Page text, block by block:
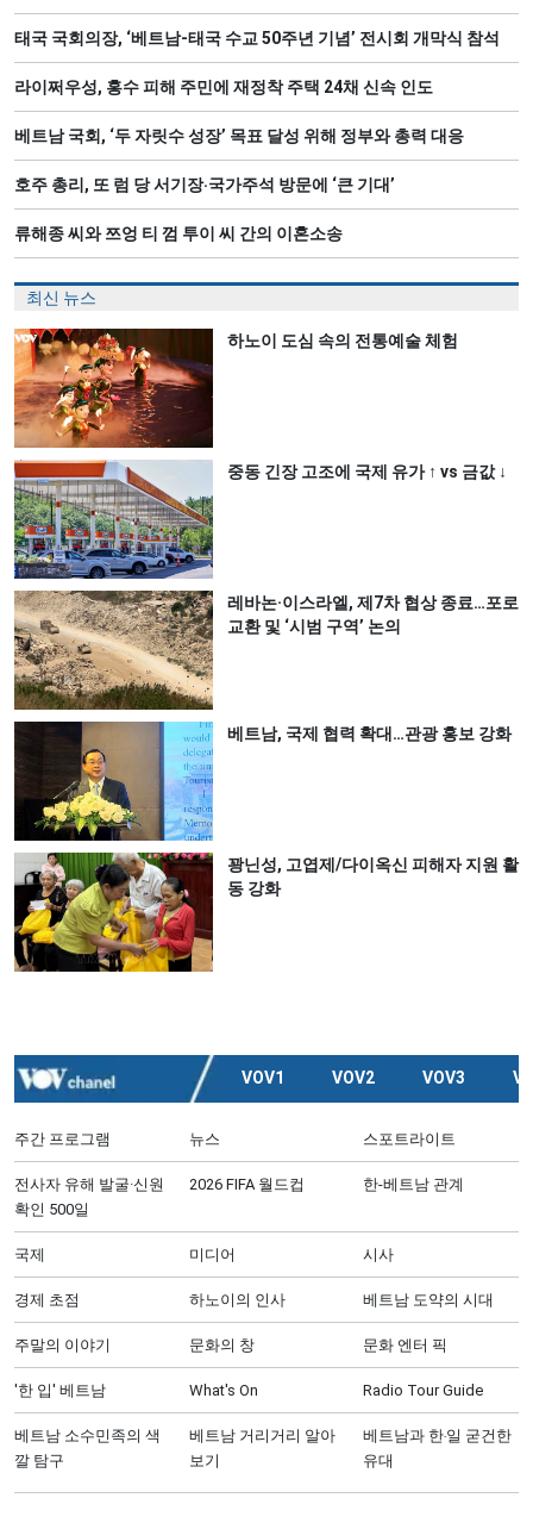
태국 국회의장, ‘베트남-태국 수교 50주년 기념’ 전시회 개막식 참석
라이쩌우성, 홍수 피해 주민에 재정착 주택 24채 신속 인도
베트남 국회, ‘두 자릿수 성장’ 목표 달성 위해 정부와 총력 대응
호주 총리, 또 럼 당 서기장‧국가주석 방문에 ‘큰 기대’
류해종 씨와 쯔엉 티 껌 투이 씨 간의 이혼소송
최신 뉴스
하노이 도심 속의 전통예술 체험
중동 긴장 고조에 국제 유가 ↑ vs 금값 ↓
레바논·이스라엘, 제7차 협상 종료…포로
교환 및 ‘시범 구역’ 논의
베트남, 국제 협력 확대…관광 홍보 강화
꽝닌성, 고엽제/다이옥신 피해자 지원 활
동 강화
VOV1 VOV2 VOV3
주간 프로그램 뉴스 스포트라이트
전사자 유해 발굴·신원
확인 500일
2026 FIFA 월드컵 한-베트남 관계
국제 미디어 시사
경제 초점 하노이의 인사 베트남 도약의 시대
주말의 이야기 문화의 창 문화 엔터 픽
'한 입' 베트남 What's On Radio Tour Guide
베트남 소수민족의 색
깔 탐구
베트남 거리거리 알아
보기
베트남과 한‧일 굳건한
유대